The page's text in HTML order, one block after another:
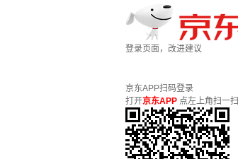
登录页面，改进建议
京东APP扫码登录
打开京东APP 点左上角扫一扫